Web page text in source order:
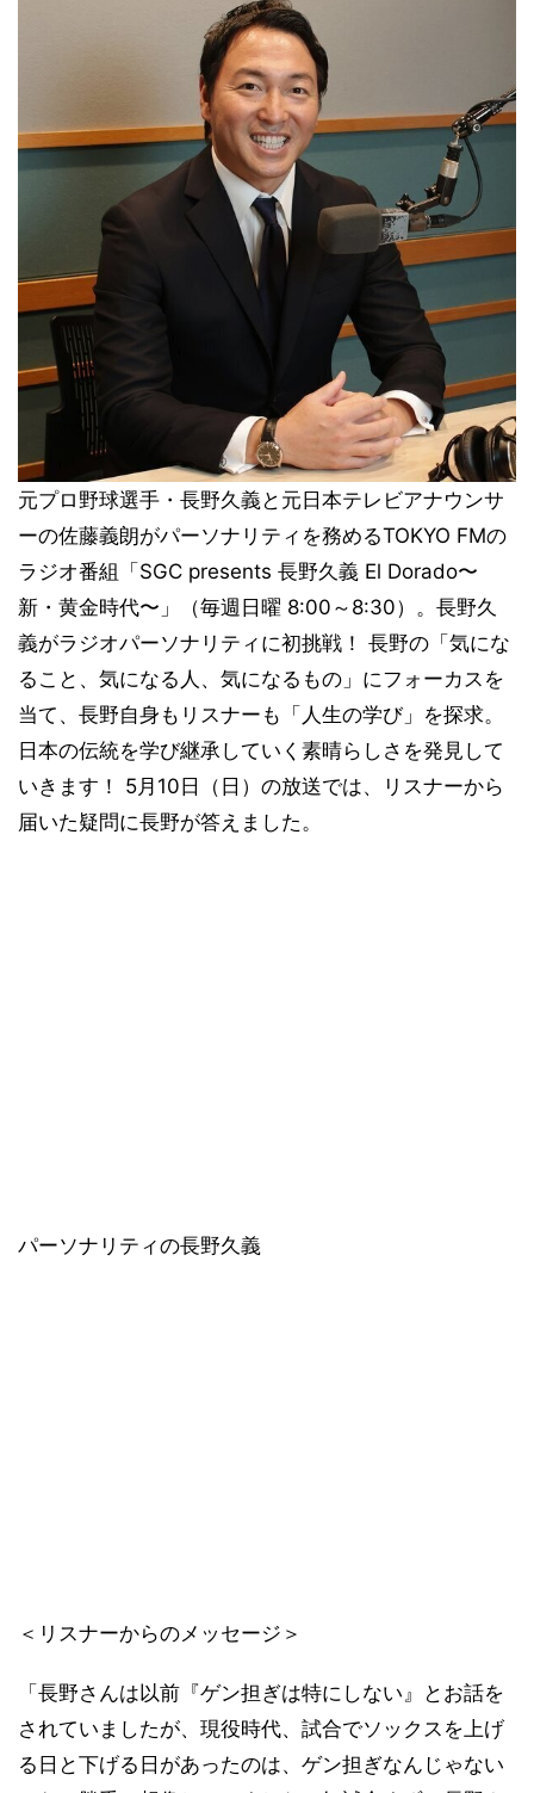
元プロ野球選手・長野久義と元日本テレビアナウンサ
ーの佐藤義朗がパーソナリティを務めるTOKYO FMの
ラジオ番組「SGC presents 長野久義 El Dorado〜
新・黄金時代〜」（毎週日曜 8:00～8:30）。長野久
義がラジオパーソナリティに初挑戦！ 長野の「気にな
ること、気になる人、気になるもの」にフォーカスを
当て、長野自身もリスナーも「人生の学び」を探求。
日本の伝統を学び継承していく素晴らしさを発見して
いきます！ 5月10日（日）の放送では、リスナーから
届いた疑問に長野が答えました。
パーソナリティの長野久義
＜リスナーからのメッセージ＞
「長野さんは以前『ゲン担ぎは特にしない』とお話を
されていましたが、現役時代、試合でソックスを上げ
る日と下げる日があったのは、ゲン担ぎなんじゃない